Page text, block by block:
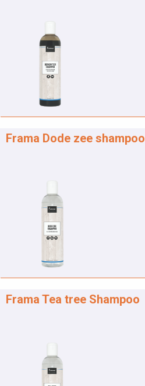
Frama Dode zee shampoo
Frama Tea tree Shampoo